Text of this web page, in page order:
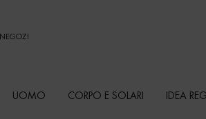
NEGOZI
UOMO CORPO E SOLARI IDEA